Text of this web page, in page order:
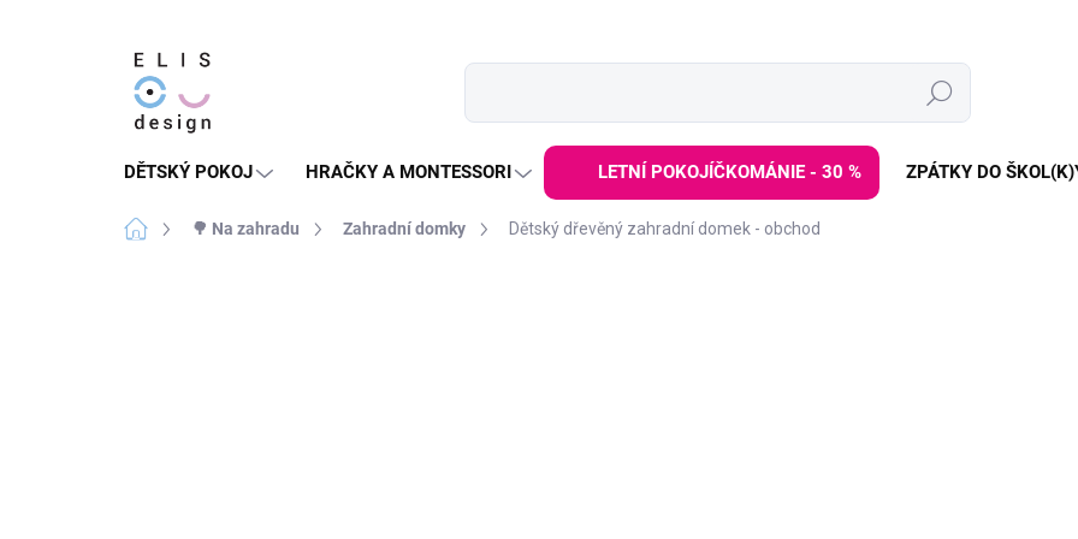
Hledat
DĚTSKÝ POKOJ HRAČKY A MONTESSORI LETNÍ POKOJÍČKOMÁNIE - 30 % ZPÁTKY DO
Domů 🌳 Na zahradu Zahradní domky Dětský dřevěný zahradní domek - obchod